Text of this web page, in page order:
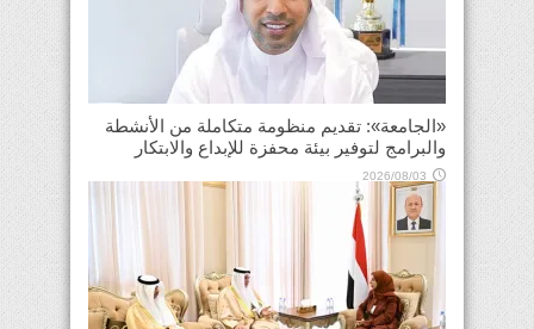
«الجامعة»: تقديم منظومة متكاملة من الأنشطة
والبرامج لتوفير بيئة محفزة للإبداع والابتكار
2026/08/03